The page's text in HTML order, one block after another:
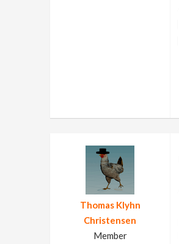
Thomas Klyhn
Christensen
Member